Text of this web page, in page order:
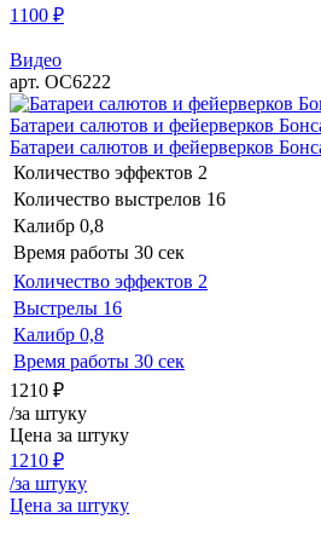
1100 ₽
Видео
арт. ОС6222
Батареи салютов и фейерверков
Батареи салютов и фейерверков
Количество эффектов 2
Количество выстрелов 16
Калибр 0,8
Время работы 30 сек
Количество эффектов 2
Выстрелы 16
Калибр 0,8
Время работы 30 сек
1210 ₽
/за штуку
Цена за штуку
1210 ₽
/за штуку
Цена за штуку